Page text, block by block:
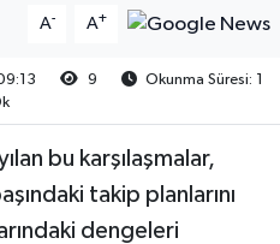
A- A+
9
Okunma Süresi: 1
bu karşılaşmalar,
takip planlarını
dengeleri